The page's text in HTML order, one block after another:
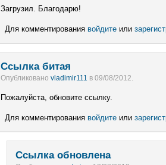
Загрузил. Благодарю!
Для комментирования войдитеили
Ссылка битая
Опубликовано vladimir111 в 09/08/2012.
Пожалуйста, обновите ссылку.
Для комментирования войдитеили
Ссылка обновлена